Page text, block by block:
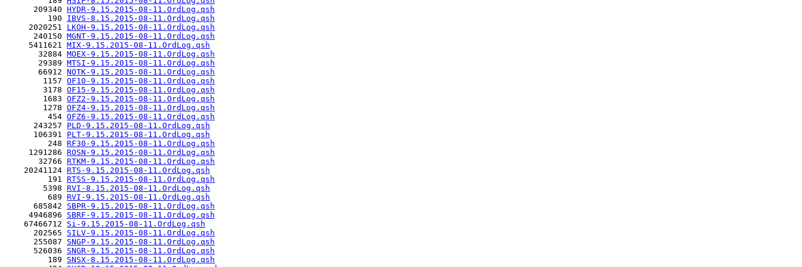
      209340
HYDR-9.15.2015-08-11.OrdLog.qsh
         190
IBVS-8.15.2015-08-11.OrdLog.qsh
     2020251
LKOH-9.15.2015-08-11.OrdLog.qsh
      240150
MGNT-9.15.2015-08-11.OrdLog.qsh
     5411621
MIX-9.15.2015-08-11.OrdLog.qsh
       32884
MOEX-9.15.2015-08-11.OrdLog.qsh
       29389
MTSI-9.15.2015-08-11.OrdLog.qsh
       66912
NOTK-9.15.2015-08-11.OrdLog.qsh
        1157
OF10-9.15.2015-08-11.OrdLog.qsh
        3178
OF15-9.15.2015-08-11.OrdLog.qsh
        1683
OFZ2-9.15.2015-08-11.OrdLog.qsh
        1278
OFZ4-9.15.2015-08-11.OrdLog.qsh
         454
OFZ6-9.15.2015-08-11.OrdLog.qsh
      243257
PLD-9.15.2015-08-11.OrdLog.qsh
      106391
PLT-9.15.2015-08-11.OrdLog.qsh
         248
RF30-9.15.2015-08-11.OrdLog.qsh
     1291286
ROSN-9.15.2015-08-11.OrdLog.qsh
       32766
RTKM-9.15.2015-08-11.OrdLog.qsh
    20241124
RTS-9.15.2015-08-11.OrdLog.qsh
         191
RTSS-9.15.2015-08-11.OrdLog.qsh
        5398
RVI-8.15.2015-08-11.OrdLog.qsh
         689
RVI-9.15.2015-08-11.OrdLog.qsh
      685842
SBPR-9.15.2015-08-11.OrdLog.qsh
     4946896
SBRF-9.15.2015-08-11.OrdLog.qsh
    67466712
Si-9.15.2015-08-11.OrdLog.qsh
      202565
SILV-9.15.2015-08-11.OrdLog.qsh
      255087
SNGP-9.15.2015-08-11.OrdLog.qsh
      526036
SNGR-9.15.2015-08-11.OrdLog.qsh
         189
SNSX-8.15.2015-08-11.OrdLog.qsh